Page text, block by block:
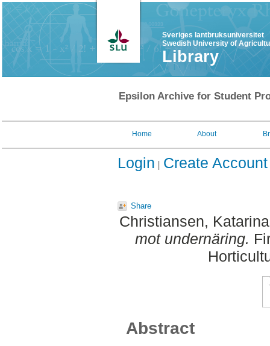
Sveriges lantbruksuniversitet
Swedish University of
Library
Epsilon Archive for Student
Home About
Login Create Account
Share
Christiansen, Katarina
mot undernäring.
Abstract